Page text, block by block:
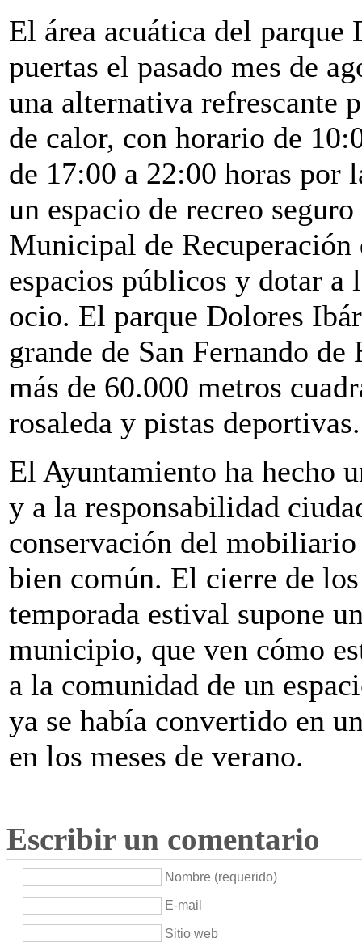
El área acuática del
puertas el pasado mes de
una alternativa refrescante
de calor, con horario de
de 17:00 a 22:00 horas por
un espacio de recreo
Municipal de Recuperación
espacios públicos y dotar a
ocio. El parque Dolores
grande de San Fernando
más de 60.000 metros
rosaleda y pistas deportivas.
El Ayuntamiento ha hecho
y a la responsabilidad
conservación del mobiliario
bien común. El cierre de
temporada estival supone
municipio, que ven cómo
a la comunidad de un
ya se había convertido en
en los meses de verano.
Escribir un comentario
Nombre (requerido)
E-mail
Sitio web